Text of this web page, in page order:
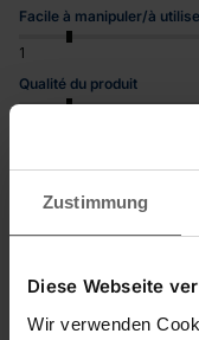
Zustimmung
Diese Webseite
Wir verwenden
Facile à manipuler/à
1
Qualité du produit
Trouvez-vous cet avis